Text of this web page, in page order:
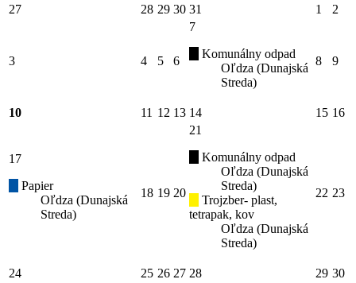
27
28 29 30 31 1 2
3 4 5 6
7
Komunálny odpad
Oľdza (Dunajská
Streda)
8 9
10 11 12 13 14 15 16
17
Papier
Oľdza (Dunajská
Streda)
18 19 20
21
Komunálny odpad
Oľdza (Dunajská
Streda)
Trojzber- plast,
tetrapak, kov
Oľdza (Dunajská
Streda)
22 23
24 25 26 27 28 29 30